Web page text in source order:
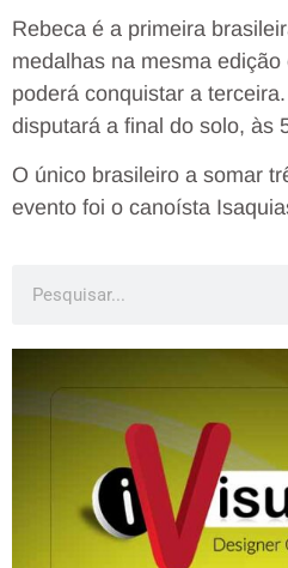
Rebeca é a primeira
medalhas na mesma
poderá conquistar a
disputará a final do solo, às
O único brasileiro a somar
evento foi o canoísta